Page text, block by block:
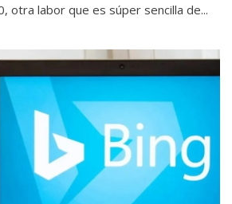
otra labor que es súper sencilla de...